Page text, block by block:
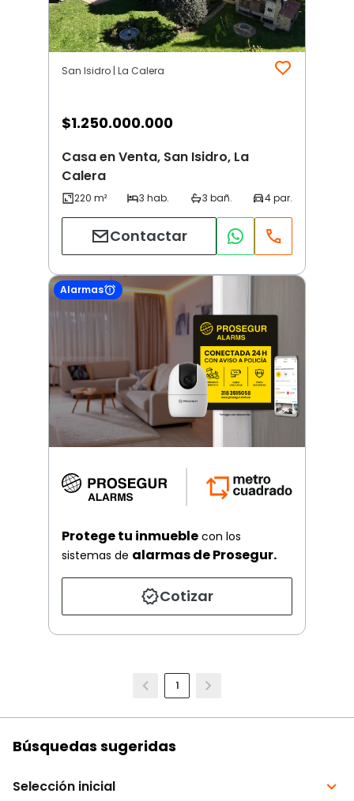
San Isidro | La Calera
$1.250.000.000
Casa en Venta, San Isidro, La
Calera
Contactar
Alarmas
Protege tu inmueble con los
sistemas de alarmas de Prosegur.
Cotizar
1